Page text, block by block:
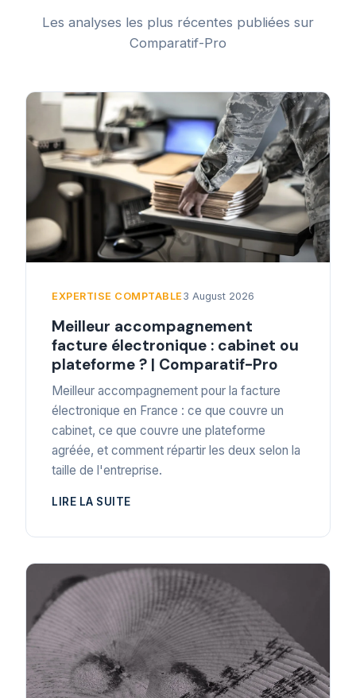
Les analyses les plus récentes publiées sur
Comparatif-Pro
EXPERTISE COMPTABLE 3 August 2026
Meilleur accompagnement
facture électronique : cabinet ou
plateforme ? | Comparatif-Pro
Meilleur accompagnement pour la facture
électronique en France : ce que couvre un
cabinet, ce que couvre une plateforme
agréée, et comment répartir les deux selon la
taille de l'entreprise.
LIRE LA SUITE